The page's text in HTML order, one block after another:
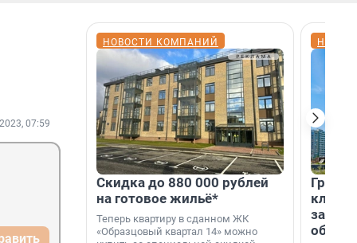
07:59
НОВОСТИ КОМПАНИЙ
Скидка до 880 000 рублей
на готовое жильё*
Теперь квартиру в сданном ЖК
«Образцовый квартал 14» можно